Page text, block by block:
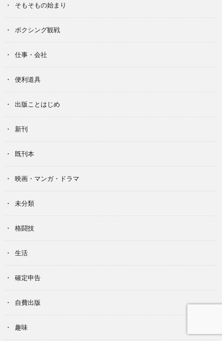
そもそもの始まり
ボクシング観戦
仕事・会社
便利道具
出版ことはじめ
新刊
既刊本
映画・マンガ・ドラマ
未分類
格闘技
生活
確定申告
自費出版
趣味